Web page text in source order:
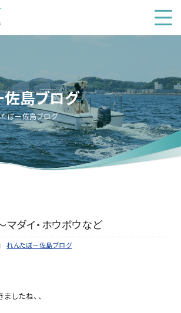
島ブログ
ぼー佐島ブログ
ダイ・ホウボウなど
れんたぼー佐島ブログ
したね、、